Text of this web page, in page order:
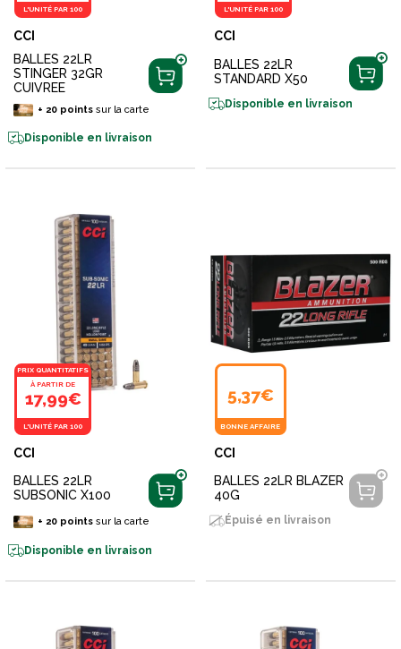
L'UNITÉ PAR 100
CCI
BALLES 22LR
STINGER 32GR
CUIVREE
+ 20pointssur la carte
Disponible en livraison
L'UNITÉ PAR 100
CCI
BALLES 22LR
STANDARD X50
Disponible en livraison
PRIX QUANTITATIFS
À PARTIR DE
17,99€
L'UNITÉ PAR 100
CCI
BALLES 22LR
SUBSONIC X100
+ 20pointssur la carte
Disponible en livraison
5,37€
BONNE AFFAIRE
CCI
BALLES 22LR BLAZER
40G
Épuisé en livraison